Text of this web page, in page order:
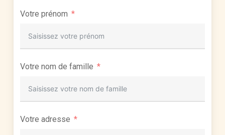
Votre prénom
Votre nom de famille
Votre adresse